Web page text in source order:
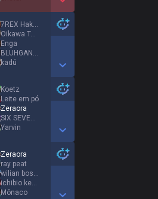
Show More Detail Games
7REX Hakari
Oikawa Tooru
Enga
BLUHGANGSANCHEZj
kadú
Show More Detail Games
Koetz
Leite em pó
Zeraora
SIX SEVEN JR
Yarvin
Show More Detail Games
Zeraora
ray peat
wilian bosta
ichibio keka
Mônaco